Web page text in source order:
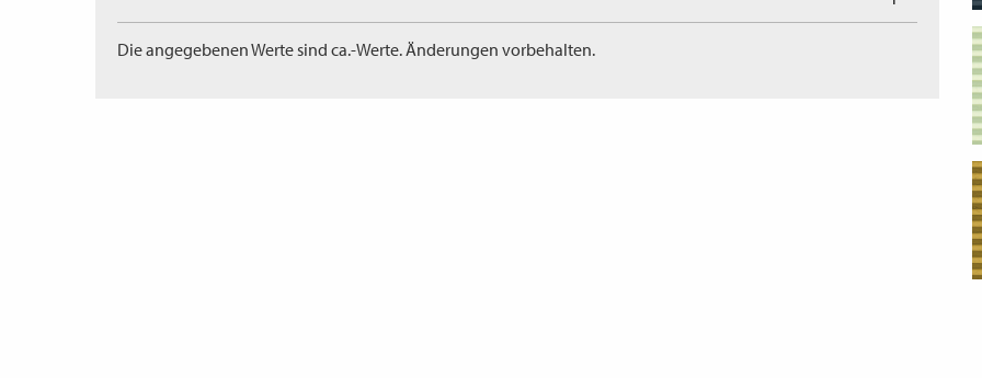
Die angegebenen Werte sind ca.-Werte. Änderungen vorbehalten.